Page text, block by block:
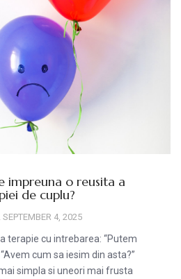
impreuna o reusita a
de cuplu?
SEPTEMBER 4, 2025
terapie cu intrebarea: “Putem
cum sa iesim din asta?”
simpla si uneori mai frusta